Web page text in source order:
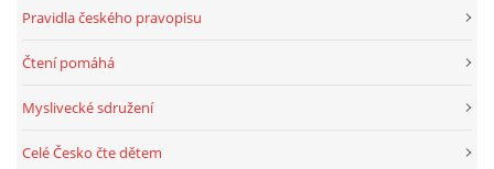
Pravidla českého pravopisu
Čtení pomáhá
Myslivecké sdružení
Celé Česko čte dětem